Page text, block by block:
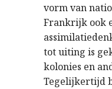
vorm van
Frankrijk ook
tot uiting is
kolonies en
Tegelijkertijd